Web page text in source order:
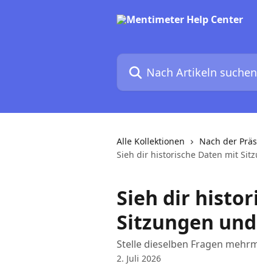
Nach Artikeln suchen …
Alle Kollektionen
Nach der
Sieh dir historische Daten mit
Sieh dir
Sitzungen
Stelle dieselben Fragen
2. Juli 2026